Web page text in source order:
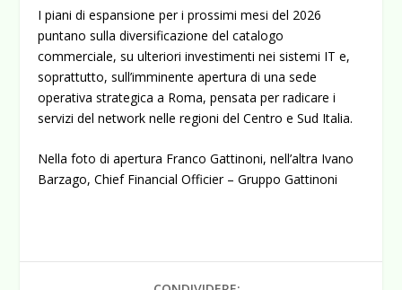
I piani di espansione per i prossimi mesi del 2026
puntano sulla diversificazione del catalogo
commerciale, su ulteriori investimenti nei sistemi IT e,
soprattutto, sull’imminenteapertura di una sede
operativa strategica a Roma, pensata per radicare i
servizi del network nelle regioni del Centro e Sud Italia.
Nella foto di apertura Franco Gattinoni, nell’altra Ivano
Barzago, Chief Financial Officier – Gruppo Gattinoni